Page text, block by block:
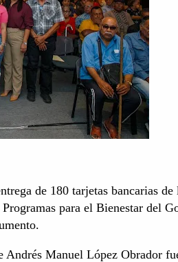
de 180 tarjetas bancarias de
para el Bienestar del
Andrés Manuel López Obrador